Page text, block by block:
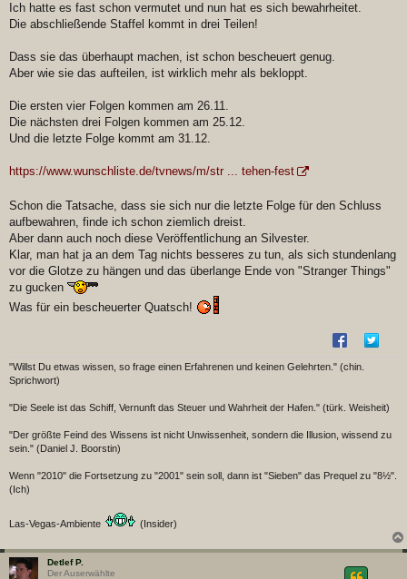
Ich hatte es fast schon vermutet und nun hat es sich bewahrheitet.
Die abschließende Staffel kommt in drei Teilen!
Dass sie das überhaupt machen, ist schon bescheuert genug.
Aber wie sie das aufteilen, ist wirklich mehr als bekloppt.
Die ersten vier Folgen kommen am 26.11.
Die nächsten drei Folgen kommen am 25.12.
Und die letzte Folge kommt am 31.12.
https://www.wunschliste.de/tvnews/m/str ... tehen-fest
Schon die Tatsache, dass sie sich nur die letzte Folge für den Schluss
aufbewahren, finde ich schon ziemlich dreist.
Aber dann auch noch diese Veröffentlichung an Silvester.
Klar, man hat ja an dem Tag nichts besseres zu tun, als sich stundenlang
vor die Glotze zu hängen und das überlange Ende von "Stranger Things"
zu gucken
Was für ein bescheuerter Quatsch!
"Willst Du etwas wissen, so frage einen Erfahrenen und keinen Gelehrten." (chin.
Sprichwort)
"Die Seele ist das Schiff, Vernunft das Steuer und Wahrheit der Hafen." (türk. Weisheit)
"Der größte Feind des Wissens ist nicht Unwissenheit, sondern die Illusion, wissend zu
sein." (Daniel J. Boorstin)
Wenn "2010" die Fortsetzung zu "2001" sein soll, dann ist "Sieben" das Prequel zu "8½".
(Ich)
Las-Vegas-Ambiente (Insider)
Detlef P.
Der Auserwählte